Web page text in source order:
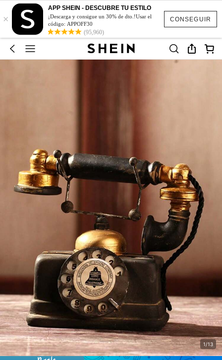
CONSEGUIR
×
APP SHEIN - DESCUBRE TU ESTILO
¡Descarga y consigue un 30% de dto.!Usar el
código: APPOFF30
(95,960)
1/13